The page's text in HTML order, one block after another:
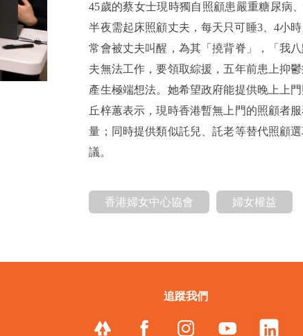
45歲的蔡女士現時獨自照顧患嚴重糖尿病
半夜需起床照顧丈夫，每天只可睡3、4小
常會被丈夫叫醒，為其「撓背脊」，「我
夫無法工作，要領取綜援，五年前患上抑
產生極端想法。她希望政府能提供晚上上
丘梓蕙表示，現時香港暫無上門的照顧者
量；同時提供類似託兒、託老等替代照顧
議。
香港婦女中心協會 婦女權益
追蹤我們